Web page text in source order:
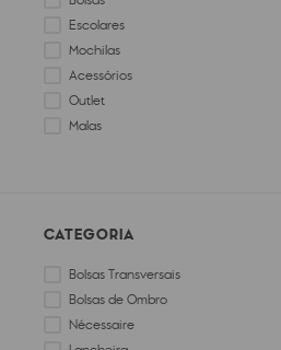
Escolares
Mochilas
Acessórios
Outlet
Malas
CATEGORIA
Bolsas Transversais
Bolsas de Ombro
Nécessaire